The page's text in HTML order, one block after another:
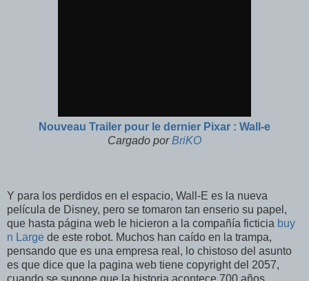
Nouveau Trailer pour le dernier Pixar : Wall-e
Cargado porBriKO
Y para los perdidos en el espacio, Wall-E es la nueva
película de Disney, pero se tomaron tan enserio su papel,
que hasta página web le hicieron a la compañía ficticia buy
n Large de este robot. Muchos han caído en la trampa,
pensando que es una empresa real, lo chistoso del asunto
es que dice que la pagina web tiene copyright del 2057,